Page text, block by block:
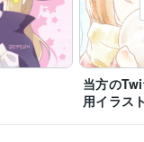
当方の
用イラスト